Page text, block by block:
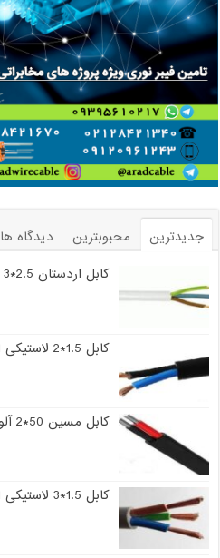
جدیدترین محبوبترین دیدگاه ها
کابل اردستان 2.5*3 لاستیکی فروش کارخانه
کابل 1.5*2 لاستیکی اردستان قیمت کارخانه
کابل مسین 50*2 آلومینیومی NAYY قیمت خرید
کابل 1.5*3 لاستیکی اردستان بهترین قیمت بازار